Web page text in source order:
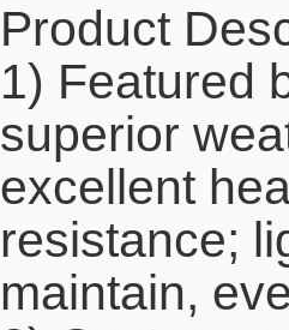
Product
1) Featured
superior
excellent
resistance;
maintain,